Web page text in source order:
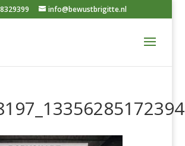
info@bewustbrigitte.nl